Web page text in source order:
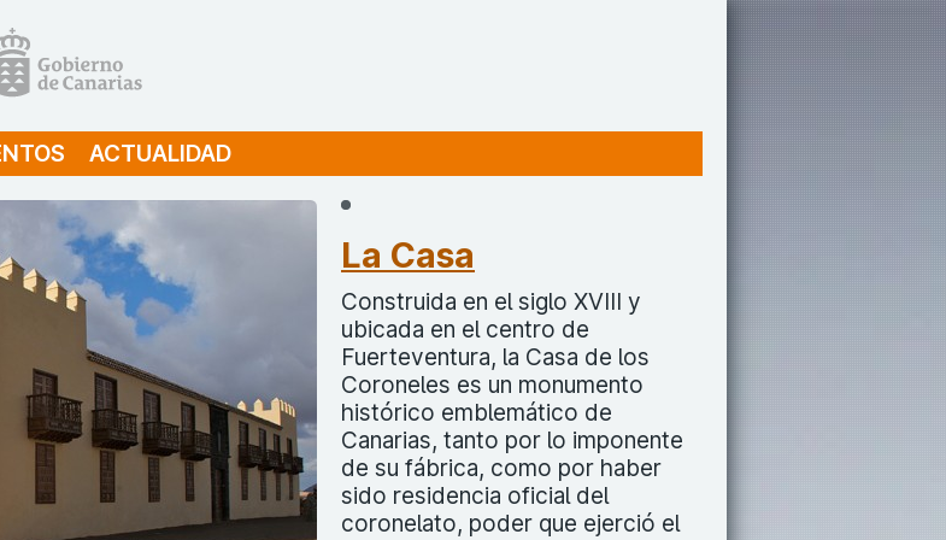
ACTUALIDAD
La Casa
Construida en el siglo XVIII y
ubicada en el centro de
Fuerteventura, la Casa de los
Coroneles es un monumento
histórico emblemático de
Canarias, tanto por lo imponente
de su fábrica, como por haber
sido residencia oficial del
coronelato, poder que ejerció el